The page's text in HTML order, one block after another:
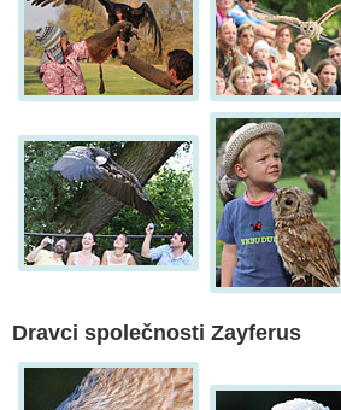
Dravci společnosti Zayferus